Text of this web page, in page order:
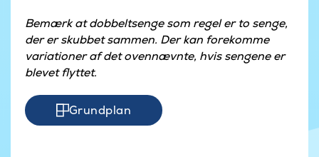
Bemærk at dobbeltsenge som regel er to senge,
der er skubbet sammen. Der kan forekomme
variationer af det ovennævnte, hvis sengene er
blevet flyttet.
Grundplan